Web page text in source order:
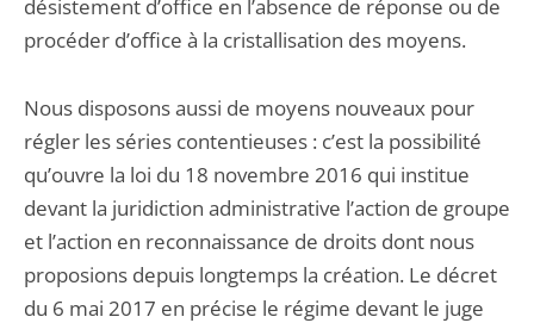
désistement d’office en l’absence de réponse ou de
procéder d’office à la cristallisation des moyens.
Nous disposons aussi de moyens nouveaux pour
régler les séries contentieuses : c’est la possibilité
qu’ouvre la loi du 18 novembre 2016 qui institue
devant la juridiction administrative l’action de groupe
et l’action en reconnaissance de droits dont nous
proposions depuis longtemps la création. Le décret
du 6 mai 2017 en précise le régime devant le juge